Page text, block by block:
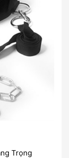
Trọng